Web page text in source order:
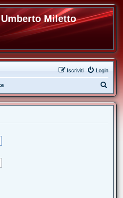
Miletto
Login
Iscriviti
e